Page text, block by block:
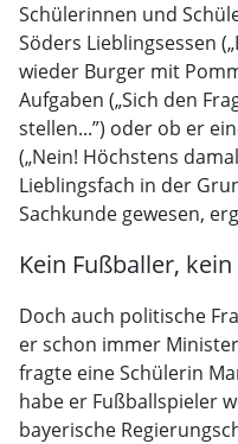
Schülerinnen und
Söders Lieblingsessen
wieder Burger mit
Aufgaben („Sich den
stellen...”) oder ob er
(„Nein! Höchstens
Lieblingsfach in der
Sachkunde gewesen,
Kein Fußballer,
Doch auch politische
er schon immer
fragte eine Schülerin
habe er Fußballspieler
bayerische